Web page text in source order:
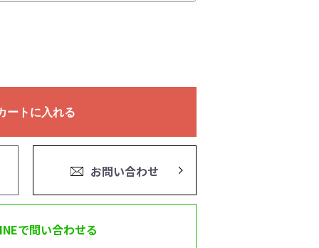
ートに入れる
お問い合わせ
で問い合わせる